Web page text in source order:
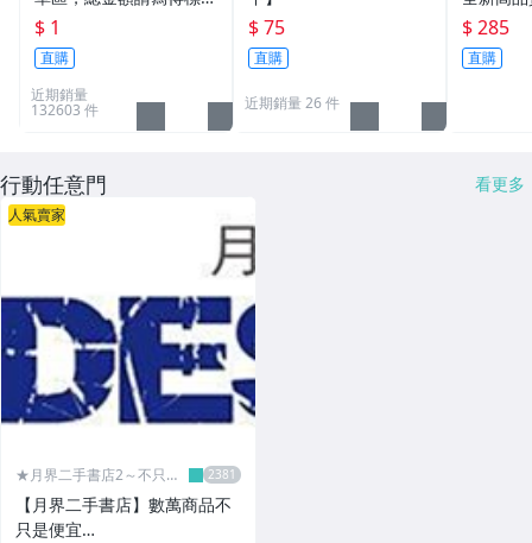
品金額，運費請寫棄標商
品原設定之運費
$ 1
直購
近期銷量
132603 件
$ 75
直購
近期銷量 26 件
筆電 變
3.16A通
L30
$ 285
直購
行動任意門 看更多
人氣賣家
★月界二手書店2～不只是
【月界二手書店】數萬商品不
只是便宜…